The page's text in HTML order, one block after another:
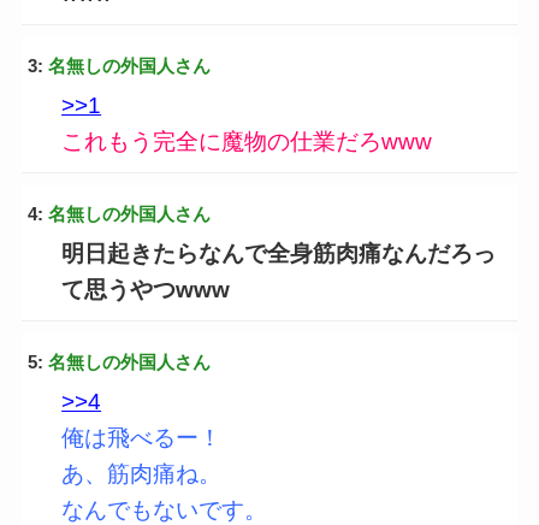
3: 名無しの外国人さん
>>1
これもう完全に魔物の仕業だろwww
4: 名無しの外国人さん
明日起きたらなんで全身筋肉痛なんだろっ
て思うやつwww
5: 名無しの外国人さん
>>4
俺は飛べるー！
あ、筋肉痛ね。
なんでもないです。